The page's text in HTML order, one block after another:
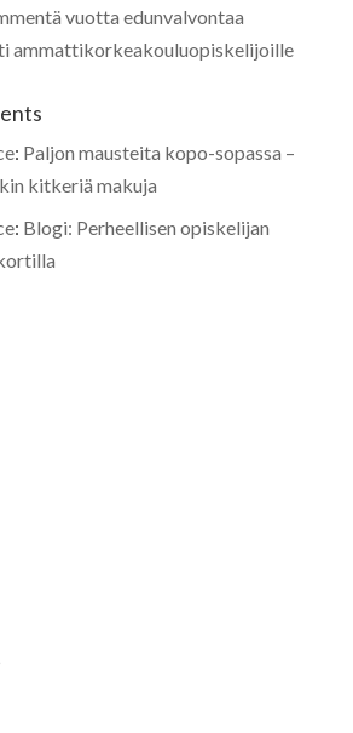
vuotta edunvalvontaa
ammattikorkeakouluopiskelijoille
: Paljon mausteita kopo-sopassa –
kitkeriä makuja
: Blogi: Perheellisen opiskelijan